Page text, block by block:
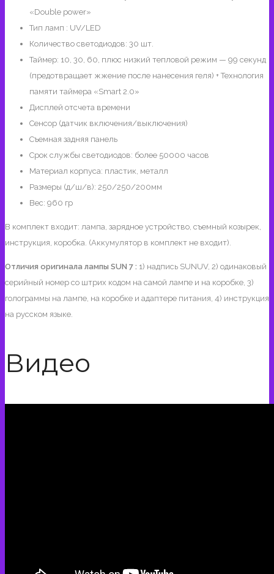
«Double power»
Тип ламп : UV/LED
Количество светодиодов: 30 шт.
Таймер: 10, 30, 60, плюс низкий тепловой режим — 99 секунд
(предотвращает жжение после нанесения геля) + Технология
памяти таймера «Smart 2.0»
Дисплей отсчета времени
Сенсор (датчик включения/выключения)
Съемная задняя панель
Срок службы светодиодов: более 50000 часов
Материал корпуса: пластик, металл
Размеры (д/ш/в): 250/250/200мм
Вес: 960 гр
В комплект входит: лампа, зарядное устройство, съемный козырек,
инструкция, коробка. (Аккумулятор в комплект не входит).
Отличия оригинала лампы SUN 7 : 1) надпись SUNUV, 2) одинаковый
серийный номер со штрих кодом на самой лампе и на коробке, 3)
голограммы на лампе, на коробке и адаптере питания, 4) инструкция
на русском языке.
Видео